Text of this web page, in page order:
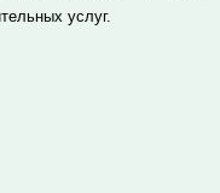
услуг.